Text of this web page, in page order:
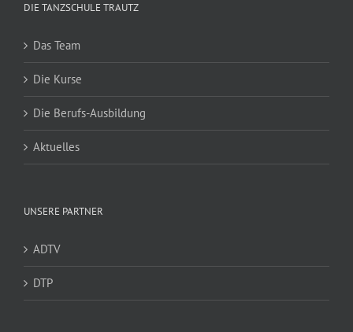
DIE TANZSCHULE TRAUTZ
Das Team
Die Kurse
Die Berufs-Ausbildung
Aktuelles
UNSERE PARTNER
ADTV
DTP